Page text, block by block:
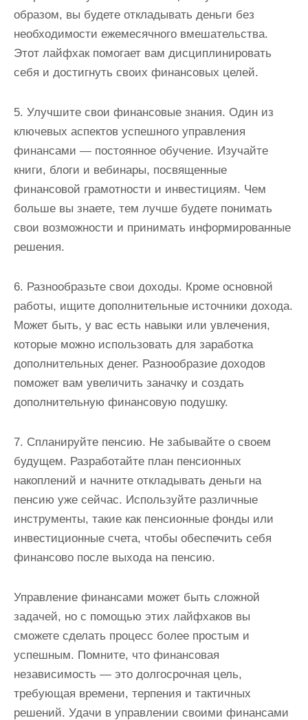
образом, вы будете откладывать деньги без
необходимости ежемесячного вмешательства.
Этот лайфхак помогает вам дисциплинировать
себя и достигнуть своих финансовых целей.
5. Улучшите свои финансовые знания. Один из
ключевых аспектов успешного управления
финансами — постоянное обучение. Изучайте
книги, блоги и вебинары, посвященные
финансовой грамотности и инвестициям. Чем
больше вы знаете, тем лучше будете понимать
свои возможности и принимать информированные
решения.
6. Разнообразьте свои доходы. Кроме основной
работы, ищите дополнительные источники дохода.
Может быть, у вас есть навыки или увлечения,
которые можно использовать для заработка
дополнительных денег. Разнообразие доходов
поможет вам увеличить заначку и создать
дополнительную финансовую подушку.
7. Спланируйте пенсию. Не забывайте о своем
будущем. Разработайте план пенсионных
накоплений и начните откладывать деньги на
пенсию уже сейчас. Используйте различные
инструменты, такие как пенсионные фонды или
инвестиционные счета, чтобы обеспечить себя
финансово после выхода на пенсию.
Управление финансами может быть сложной
задачей, но с помощью этих лайфхаков вы
сможете сделать процесс более простым и
успешным. Помните, что финансовая
независимость — это долгосрочная цель,
требующая времени, терпения и тактичных
решений. Удачи в управлении своими финансами